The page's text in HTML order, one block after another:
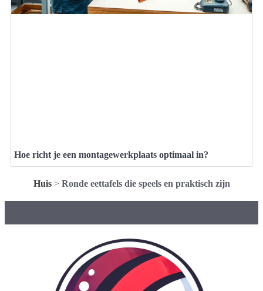
Hoe richt je een montagewerkplaats optimaal in?
Huis> Ronde eettafels die speels en praktisch zijn